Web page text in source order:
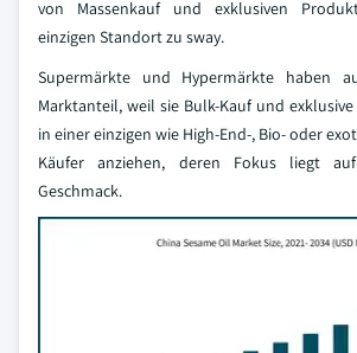
von Massenkauf und exklusiven
einzigen Standort zu sway.
Supermärkte und Hypermärkte haben
Marktanteil, weil sie Bulk-Kauf und
in einer einzigen wie High-End-, Bio- oder
Käufer anziehen, deren Fokus liegt
Geschmack.